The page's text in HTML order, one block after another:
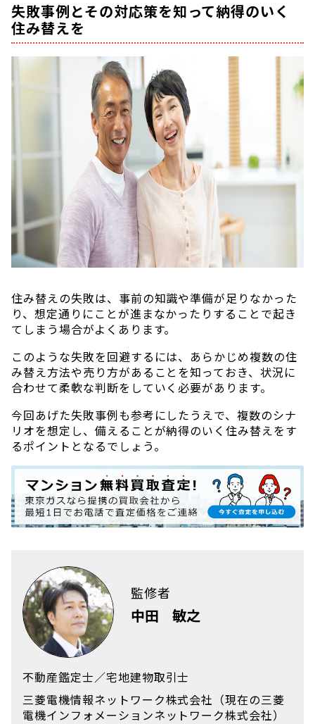
失敗事例とその対応策を知って納得のいく
住み替えを
住み替えの失敗は、事前の知識や準備が足りなかった
り、想定通りにことが進まなかったりすることで起き
てしまう場合がよくあります。
このような失敗を回避するには、あらかじめ複数の住
み替え方法や売り方があることを知っておき、状況に
合わせて柔軟な判断をしていく必要があります。
今回あげた失敗事例も参考にしたうえで、複数のシナ
リオを想定し、備えることが納得のいく住み替えをす
るポイントとなるでしょう。
監修者
中田 敏之
不動産鑑定士／宅地建物取引士
三菱電機情報ネットワーク株式会社（現在の三菱
電機インフォメーションネットワーク株式会社）